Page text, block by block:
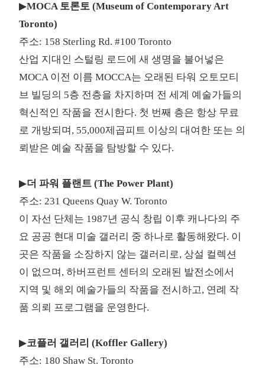
▶MOCA 토론토 (Museum of Contemporary Art
Toronto)
주소: 158 Sterling Rd. #100 Toronto
산업 지대인 스털링 로드에 새 생명을 불어넣은
MOCA 이전 이름 MOCCA는 오래된 타워 오토모티
브 빌딩의 5층 전층을 차지하며 전 세계 예술가들의
혁신적인 작품을 전시한다. 첫 번째 층은 항상 무료
로 개방되며, 55,000제곱피트 이상의 대여한 또는 의
뢰받은 예술 작품을 탐방할 수 있다.
▶더 파워 플랜트 (The Power Plant)
주소: 231 Queens Quay W. Toronto
이 자선 단체는 1987년 공식 창립 이후 캐나다의 주
요 공공 현대 미술 갤러리 중 하나로 활동해왔다. 이
곳은 작품을 소장하지 않는 갤러리로, 상설 컬렉션
이 없으며, 하버프런트 센터의 오래된 발전소에서
지역 및 해외 예술가들의 작품을 전시하고, 연례 작
품 의뢰 프로그램을 운영한다.
▶코플러 갤러리 (Koffler Gallery)
주소: 180 Shaw St. Toronto